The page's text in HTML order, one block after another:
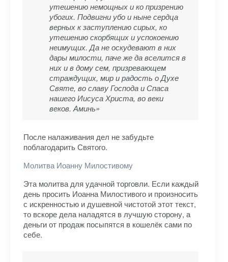
утешению немощных и ко призрению
убогих. Подвигни убо и ныне сердца
верных к заступлению сирых, ко
утешению скорбящих и успокоению
неимущих. Да не оскудевают в них
дары милости, паче же да вселится в
них и в дому сем, призревающем
страждущих, мир и радость о Дуxе
Святе, во славу Господа и Спаса
нашего Иисуса Христа, во веки
веков. Аминь»
После налаживания дел не забудьте
поблагодарить Святого.
Молитва Иоанну Милостивому
Эта молитва для удачной торговли. Если каждый
день просить Иоанна Милостивого и произносить
с искренностью и душевной чистотой этот текст,
то вскоре дела наладятся в лучшую сторону, а
деньги от продаж посыпятся в кошелёк сами по
себе.